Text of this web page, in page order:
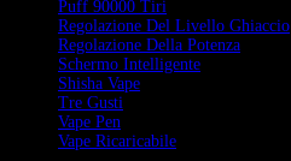
Puff 90000 Tiri
Regolazione Del Livello Ghiaccio
Regolazione Della Potenza
Schermo Intelligente
Shisha Vape
Tre Gusti
Vape Pen
Vape Ricaricabile